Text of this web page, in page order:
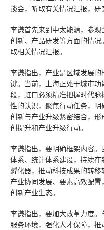
谈会，听取有关情况汇报，研
李谦首先来到中太能源，参
创新、产品研发等方面的情
取相关情况汇报。
李谦指出，产业是区域发展
键。当前，上海正处于城市
段，虹口必须精准把握时代
性的认识，聚焦行动任务，
创新与产业升级紧密结合，
创提升和产业升级行动。
李谦指出，要明确框架内容
体系、统计体系建设，持续在
孵化器，推动科技成果的转
产业协同发展、要素高效配
创新产业生态。
李谦指出，要加大改革力度
服务环境，强化人才保障，